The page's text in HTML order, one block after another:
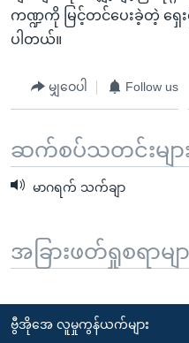
ကဏ္ဍကို မြင့်တင်ပေးခဲ့တဲ့ ရှေး
ပါတယ်။
မျှဝေပါ Follow us
ဆက်စပ်သတင်းမျာ
မာဂရက် သက်ချာ
အခြားဖတ်ရှုစရာမျာ
ဗွီအိုအေ လူမှုကွန်ယက်များ